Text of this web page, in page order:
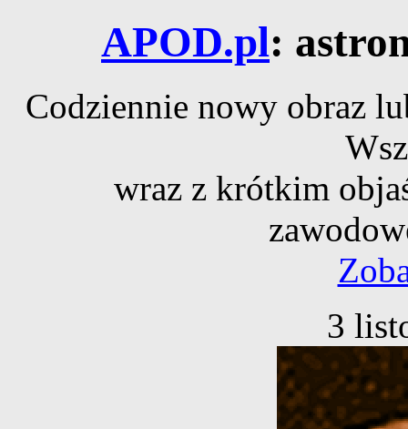
APOD.pl:
Codziennie nowy obraz
wraz z krótkim
3